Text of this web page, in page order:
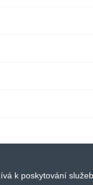
k poskytování